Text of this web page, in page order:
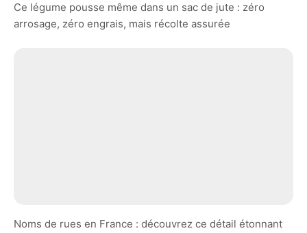
Ce légume pousse même dans un sac de jute : zéro
arrosage, zéro engrais, mais récolte assurée
Noms de rues en France : découvrez ce détail étonnant